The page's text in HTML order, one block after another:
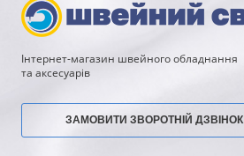
Інтернет-магазин швейного обладнання
та аксесуарів
ЗАМОВИТИ ЗВОРОТНІЙ ДЗВІНОК